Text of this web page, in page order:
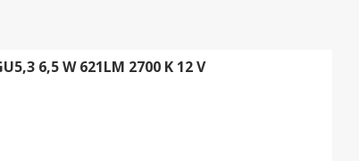
6,5 W 621LM 2700 K 12 V